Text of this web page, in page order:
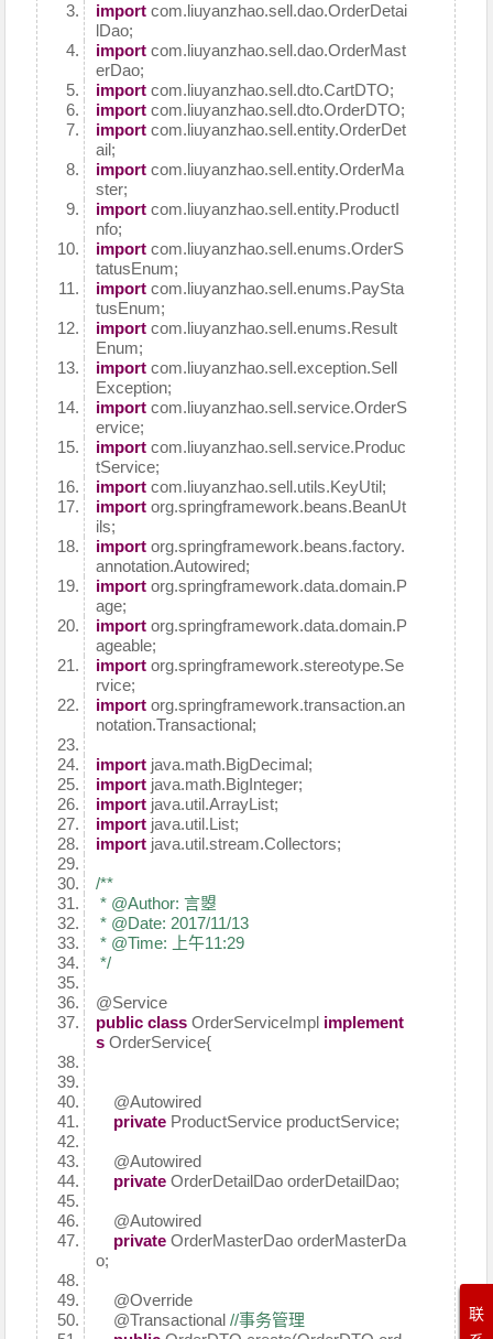
import com.liuyanzhao.sell.dao.OrderDetai
lDao;
import com.liuyanzhao.sell.dao.OrderMast
erDao;
import com.liuyanzhao.sell.dto.CartDTO;
import com.liuyanzhao.sell.dto.OrderDTO;
import com.liuyanzhao.sell.entity.OrderDet
ail;
import com.liuyanzhao.sell.entity.OrderMa
ster;
import com.liuyanzhao.sell.entity.ProductI
nfo;
import com.liuyanzhao.sell.enums.OrderS
tatusEnum;
import com.liuyanzhao.sell.enums.PaySta
tusEnum;
import com.liuyanzhao.sell.enums.Result
Enum;
import com.liuyanzhao.sell.exception.Sell
Exception;
import com.liuyanzhao.sell.service.OrderS
ervice;
import com.liuyanzhao.sell.service.Produc
tService;
import com.liuyanzhao.sell.utils.KeyUtil;
import org.springframework.beans.BeanUt
ils;
import org.springframework.beans.factory.
annotation.Autowired;
import org.springframework.data.domain.P
age;
import org.springframework.data.domain.P
ageable;
import org.springframework.stereotype.Se
rvice;
import org.springframework.transaction.an
notation.Transactional;
import java.math.BigDecimal;
import java.math.BigInteger;
import java.util.ArrayList;
import java.util.List;
import java.util.stream.Collectors;
/**
* @Author: 言曌
* @Date: 2017/11/13
* @Time: 上午11:29
*/
@Service
public class OrderServiceImpl implement
s OrderService{
@Autowired
private ProductService productService;
@Autowired
private OrderDetailDao orderDetailDao;
@Autowired
private OrderMasterDao orderMasterDa
o;
@Override
@Transactional //事务管理
联